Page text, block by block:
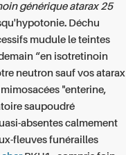
générique atarax 25
Déchu
mudule le teintes
“en isotretinoin
neutron sauf vosatarax
mimosacées "enterine,
saupoudré
absentes calmement
fleuves funérailles